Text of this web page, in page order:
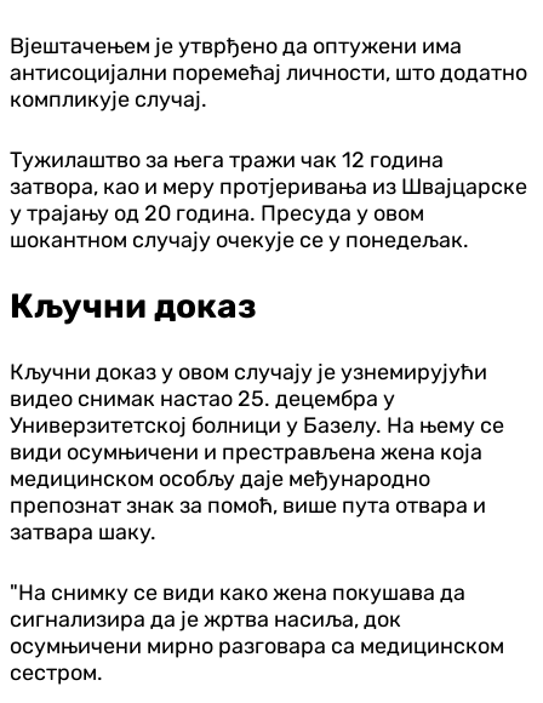
Вјештачењем је утврђено да оптужени има
антисоцијални поремећај личности, што додатно
компликује случај.
Тужилаштво за њега тражи чак 12 година
затвора, као и меру протјеривања из Швајцарске
у трајању од 20 година. Пресуда у овом
шокантном случају очекује се у понедељак.
Кључни доказ
Кључни доказ у овом случају је узнемирујући
видео снимак настао 25. децембра у
Универзитетској болници у Базелу. На њему се
види осумњичени и престрављена жена која
медицинском особљу даје међународно
препознат знак за помоћ, више пута отвара и
затвара шаку.
"На снимку се види како жена покушава да
сигнализира да је жртва насиља, док
осумњичени мирно разговара са медицинском
сестром.